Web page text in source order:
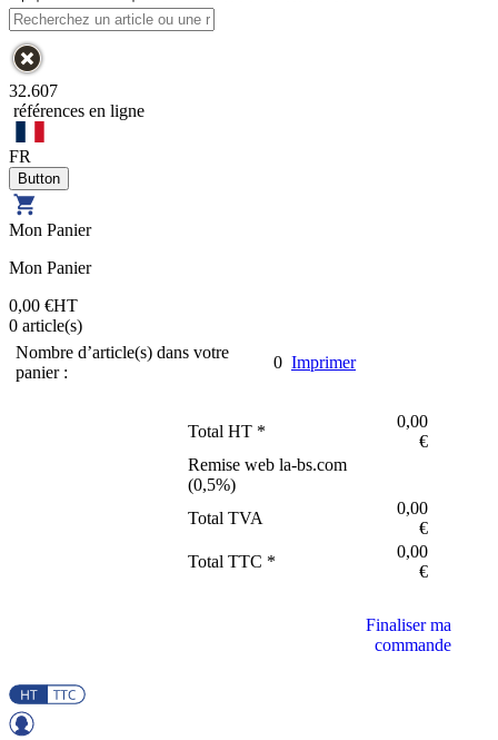
32.607
références en ligne
FR
Mon Panier
Mon Panier
0,00 €HT
0 article(s)
Nombre d’article(s) dans votre
panier :
0 Imprimer
Total HT *
0,00
€
Remise web la-bs.com
(0,5%)
Total TVA
0,00
€
Total TTC *
0,00
€
Finaliser ma
commande